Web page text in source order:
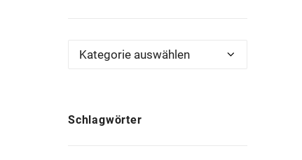
Kategorien
Schlagwörter